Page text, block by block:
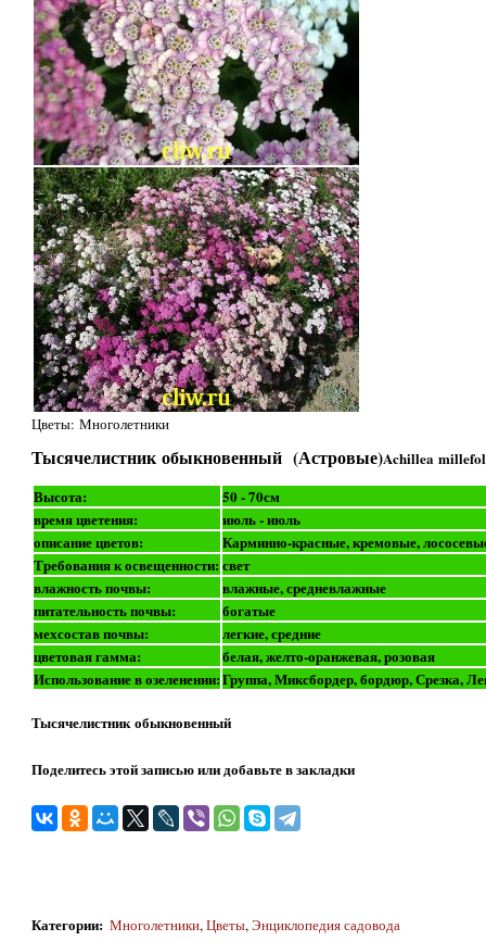
Цветы: Многолетники
Тысячелистник обыкновенный (Астровые)Achillea
Высота:
50 - 70см
время цветения:
июль - июль
описание цветов:
Карминно-красные, кремовые,
Требования к освещенности: свет
влажность почвы:
влажные, средневлажные
питательность почвы:
богатые
мехсостав почвы:
легкие, средние
цветовая гамма:
белая, желто-оранжевая, розовая
Использование в озеленении:Группа, Миксбордер, бордюр, Срезка,
Тысячелистник обыкновенный
Поделитесь этой записью или добавьте в закладки
Категории: Многолетники,Цветы,Энциклопедия садовода